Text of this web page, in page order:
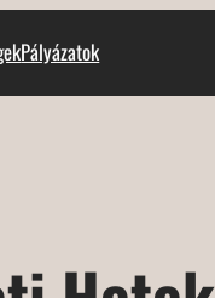
Pályázatok